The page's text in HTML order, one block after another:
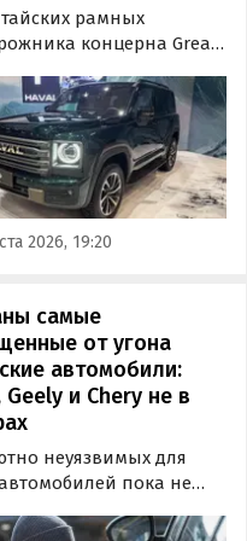
рамных
концерна Great
заводе
Речь о Haval H9,
и Tank 500, которые
прошли
и получили
типа
средства (ОТТС).
2026, 19:20
самые
от угона
автомобили:
Geely и Chery не в
неуязвимых для
пока не